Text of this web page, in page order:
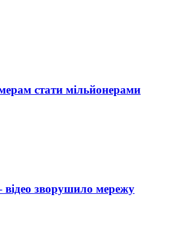
стати мільйонерами
зворушило мережу